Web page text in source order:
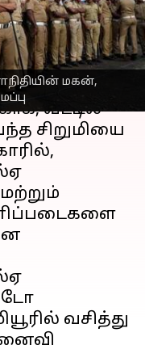
மகன்,
04:51 pm
வீட்டில்
சிறுமியை
வசித்து